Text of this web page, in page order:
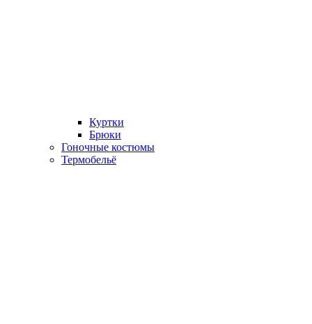
Куртки
Брюки
Гоночные костюмы
Термобельё